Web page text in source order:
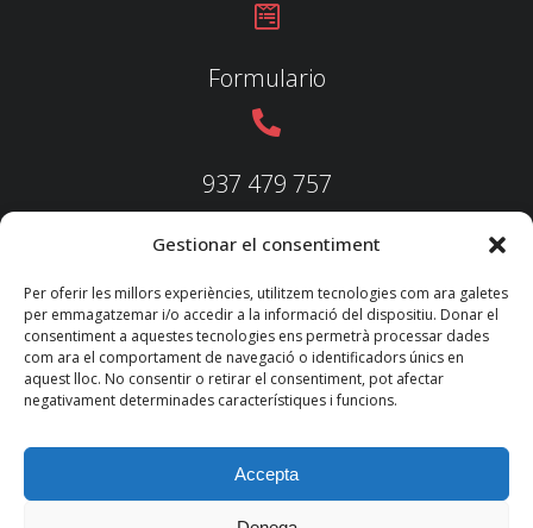
Gestionar el consentiment
Per oferir les millors experiències, utilitzem tecnologies com ara galetes
per emmagatzemar i/o accedir a la informació del dispositiu. Donar el
consentiment a aquestes tecnologies ens permetrà processar dades
com ara el comportament de navegació o identificadors únics en
aquest lloc. No consentir o retirar el consentiment, pot afectar
negativament determinades característiques i funcions.
Accepta
Formulario
937 479 757
937 479 758
federacio@fedecatjudo.cat